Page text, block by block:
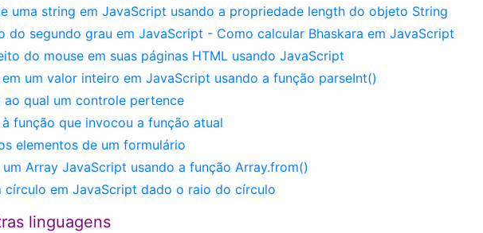
uma string em JavaScript usando a propriedade length do objeto String
do segundo grau em JavaScript - Como calcular Bhaskara em JavaScript
do mouse em suas páginas HTML usando JavaScript
um valor inteiro em JavaScript usando a função parseInt()
qual um controle pertence
função que invocou a função atual
elementos de um formulário
Array JavaScript usando a função Array.from()
círculo em JavaScript dado o raio do círculo
linguagens